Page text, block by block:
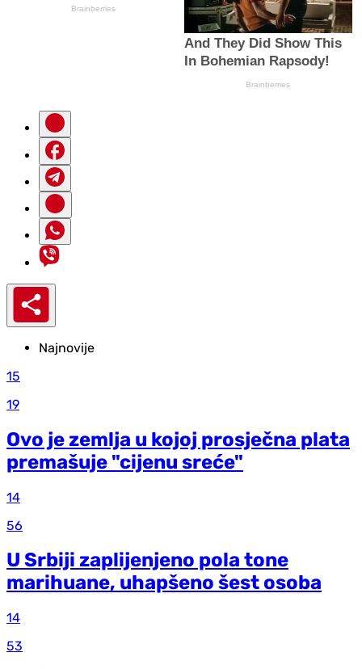
Najnovije
15
19
Ovo je zemlja u kojoj prosječna plata
premašuje "cijenu sreće"
14
56
U Srbiji zaplijenjeno pola tone
marihuane, uhapšeno šest osoba
14
53